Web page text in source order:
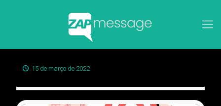
15 de março de 2022